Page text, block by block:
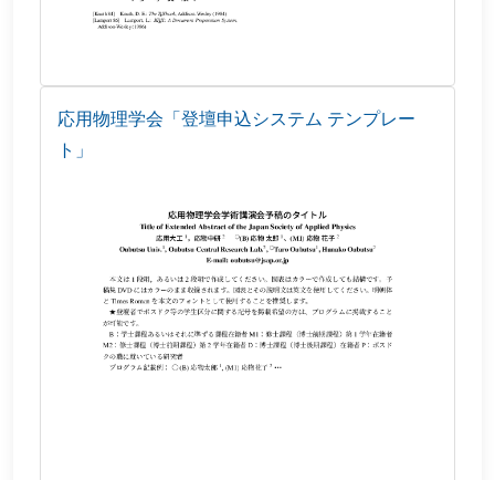
応用物理学会「登壇申込システム テンプレー
ト」